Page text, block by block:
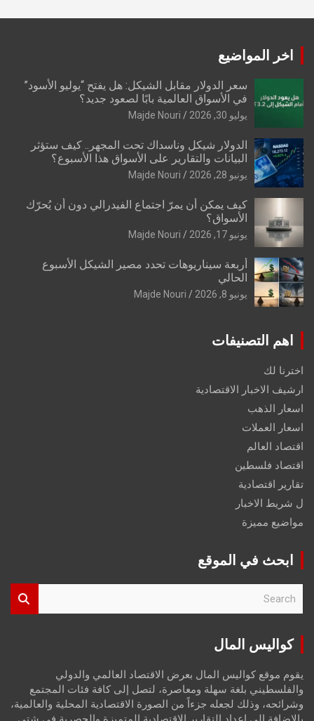
اخر المواضيع
سعر الدولار مقابل الشيكل: هل يفتح “يوليو الأسود”
في الأسواق العالمية بابًا لصعود جديد؟
يوليو 30, 2026 Majde Nouri
الدولار شيكل وناسداك تحت المجهر.. كيف ستؤثر
البيانات والتقارير على الأسواق هذا الأسبوع؟
يونيو 28, 2026 Majde Nouri
كيف يمكن أن يمرّ اجتماع الفيدرالي دون أن يُحرّك
الأسواق؟
يونيو 17, 2026 Majde Nouri
أربعة سيناريوهات تحدد مصير الشيكل الأسبوع
الحالي
يونيو 8, 2026 Majde Nouri
اهم التصنيفات
اخترنا لك
ارشيف الاخبار الاقتصادية
اسعار الذهب
اسعار العملات
اقتصاد العالم
اقتصاد فلسطين
تقارير اقتصادية
ل شريط الاخبار
مواضيع مميزة
ابحث في الموقع
r
كواليس المال
يقوم موقع كواليس المال بعرض الاقتصاد العالمي والدولي
والفلسطيني بلغة سهلة ومعاصرة، لتصل إلى كافة فئات المجتمع
وشرائحه، وذلك لجعله جزءاً من الصورة الاقتصادية المحلية والعالمية،